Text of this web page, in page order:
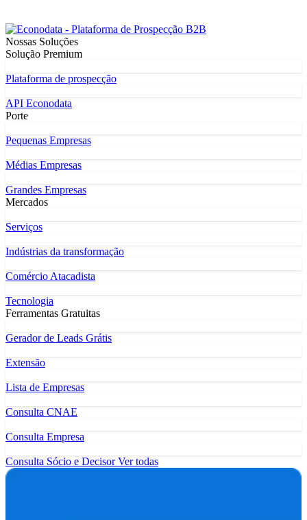
Nossas Soluções
Solução Premium
Plataforma de prospecção
API Econodata
Porte
Pequenas Empresas
Médias Empresas
Grandes Empresas
Mercados
Serviços
Indústrias da transformação
Comércio Atacadista
Tecnologia
Ferramentas Gratuitas
Gerador de Leads Grátis
Extensão
Lista de Empresas
Consulta CNAE
Consulta Empresa
Consulta Sócio e DecisorVer todas